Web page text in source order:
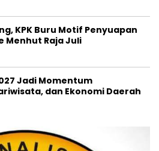
KPK Buru Motif Penyuapan
Menhut Raja Juli
Jadi Momentum
dan Ekonomi Daerah